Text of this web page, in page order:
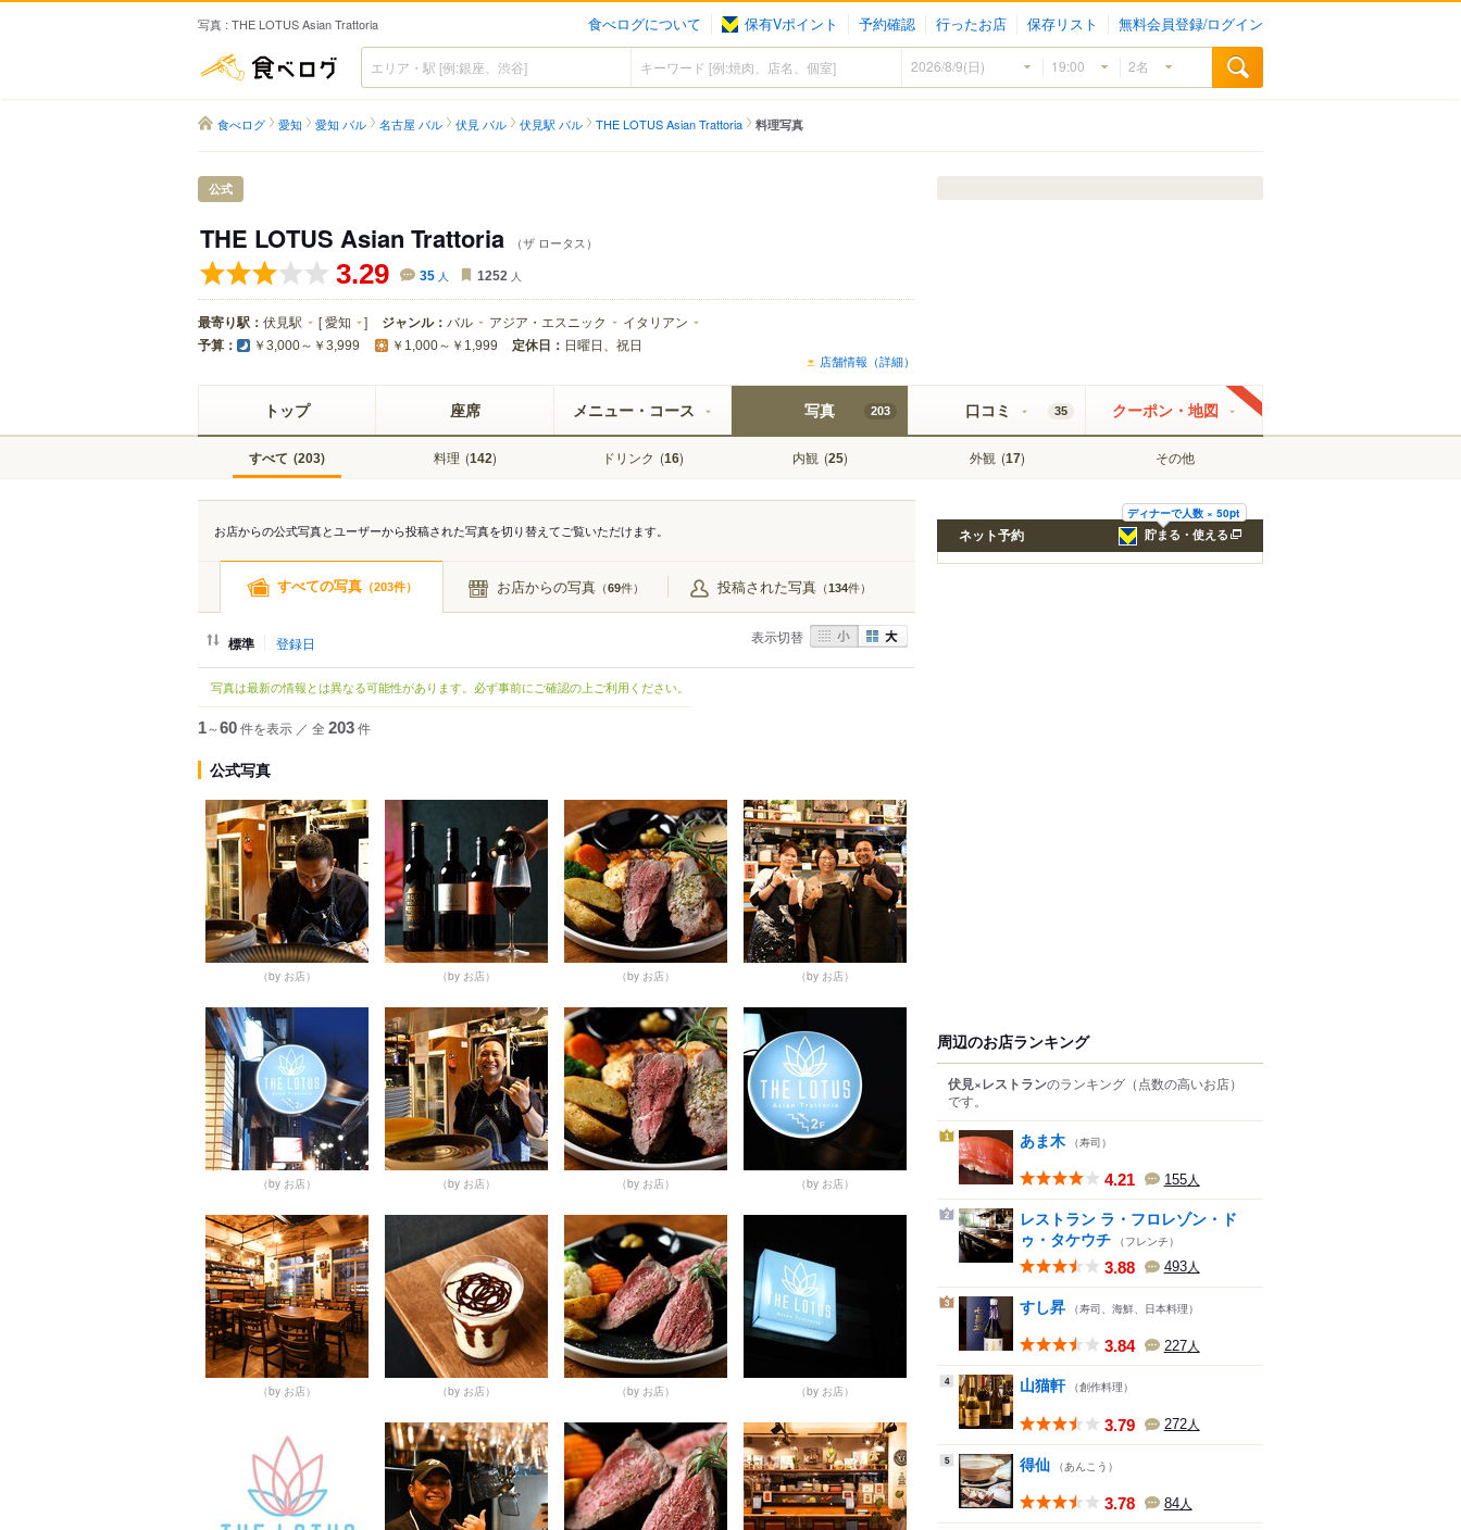
写真 : THE LOTUS Asian Trattoria 食べログについて 保有Vポイント 予約確認 行ったお店 保存リスト 無料会員登録/ログイン
食べログ
食べログ 愛知 愛知 バル 名古屋 バル 伏見 バル 伏見駅 バル THE LOTUS Asian Trattoria 料理写真
公式
THE LOTUS Asian Trattoria （ザ ロータス）
3.29 35 人 1252 人
最寄り駅： 伏見駅 [愛知 ] ジャンル： バル アジア・エスニック イタリアン
予算： ￥3,000～￥3,999 ￥1,000～￥1,999 定休日： 日曜日、祝日
店舗情報（詳細）
トップ 座席 メニュー・コース 写真 203
すべて (203) 料理 (142) ドリンク (16) 内観 (25) 外観 (17) その他
口コミ 35 クーポン・地図
お店からの公式写真とユーザーから投稿された写真を切り替えてご覧いただけます。
すべての写真（203件） お店からの写真（69件） 投稿された写真 （134件）
標準 登録日 表示切替
写真は最新の情報とは異なる可能性があります。必ず事前にご確認の上ご利用ください。
1～60件を表示 ／ 全 203件
公式写真
（by お店） （by お店） （by お店） （by お店）
（by お店） （by お店） （by お店） （by お店）
（by お店） （by お店） （by お店） （by お店）
ディナーで人数 × 50pt
貯まる・使える
ネット予約
周辺のお店ランキング
伏見×レストランのランキング （点数の高いお店）
です。
1 あま木 （寿司）
4.21 155人
2
レストラン ラ・フロレゾン・ド
ゥ・タケウチ （フレンチ）
3.88 493人
3 すし昇 （寿司、海鮮、日本料理）
3.84 227人
4 山猫軒 （創作料理）
3.79 272人
5 得仙 （あんこう）
3.78 84人